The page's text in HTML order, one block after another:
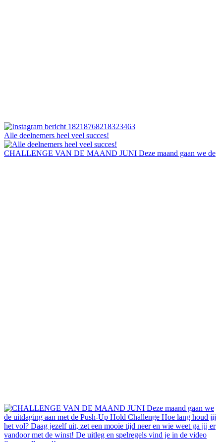
Alle deelnemers heel veel succes!
CHALLENGE VAN DE MAAND JUNI Deze maand gaan we de